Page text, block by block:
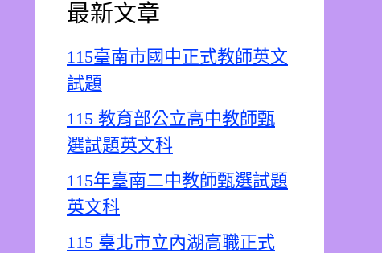
最新文章
115臺南市國中正式教師英文
試題
115 教育部公立高中教師甄
選試題英文科
115年臺南二中教師甄選試題
英文科
115 臺北市立內湖高職正式